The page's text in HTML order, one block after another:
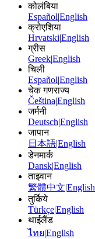
कोलंबिया
Español|English
क्रोएशिया
Hrvatski|English
ग्रीस
Greek|English
चिली
Español|English
चेक गणराज्य
Čeština|English
जर्मनी
Deutsch|English
जापान
日本語|English
डेनमार्क
Dansk|English
ताइवान
繁體中文|English
तुर्किये
Türkçe|English
थाईलैंड
ไทย|English